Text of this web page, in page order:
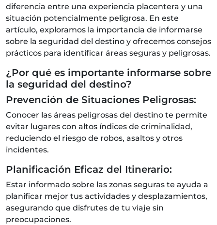
diferencia entre una experiencia placentera y una
situación potencialmente peligrosa. En este
artículo, exploramos la importancia de informarse
sobre la seguridad del destino y ofrecemos consejos
prácticos para identificar áreas seguras y peligrosas.
¿Por qué es importante informarse sobre
la seguridad del destino?
Prevención de Situaciones Peligrosas:
Conocer las áreas peligrosas del destino te permite
evitar lugares con altos índices de criminalidad,
reduciendo el riesgo de robos, asaltos y otros
incidentes.
Planificación Eficaz del Itinerario:
Estar informado sobre las zonas seguras te ayuda a
planificar mejor tus actividades y desplazamientos,
asegurando que disfrutes de tu viaje sin
preocupaciones.